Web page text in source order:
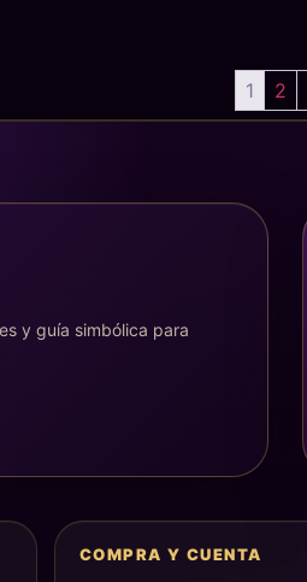
1 2
y guía simbólica para
COMPRA Y CUENTA